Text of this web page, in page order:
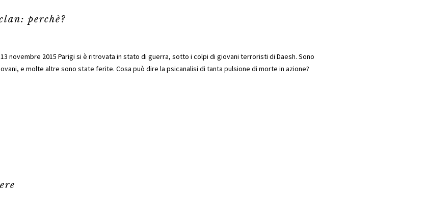
perchè?
Il 13 novembre 2015 Parigi si è ritrovata in stato di guerra, sotto i colpi di giovani terroristi di Daesh. Sono
e molte altre sono state ferite. Cosa può dire la psicanalisi di tanta pulsione di morte in azione?